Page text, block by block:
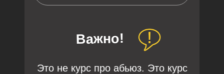
Это не курс про абьюз. Это курс
Важно!